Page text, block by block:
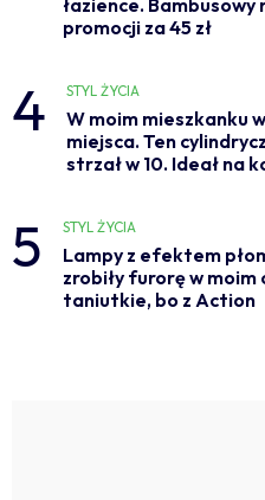
promocji za 45 zł
4 STYL ŻYCIA
W moim mieszkanku
miejsca. Ten
strzał w 10. Ideał na
5 STYL ŻYCIA
Lampy z efektem
zrobiły furorę w
taniutkie, bo z Action